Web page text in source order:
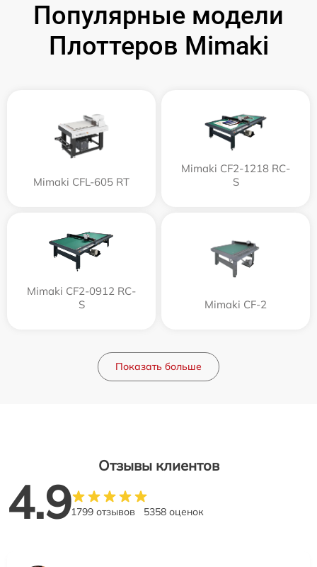
Популярные модели
Плоттеров Mimaki
Mimaki CFL-605 RT
Mimaki CF2-1218 RC-
S
Mimaki CF2-0912 RC-
S
Mimaki CF-2
Показать больше
Отзывы клиентов
4.91799 отзывов 5358 оценок